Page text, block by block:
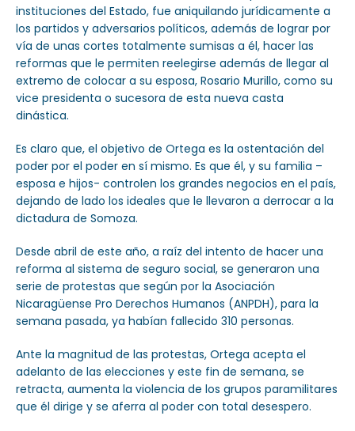
instituciones del Estado, fue aniquilando jurídicamente a
los partidos y adversarios políticos, además de lograr por
vía de unas cortes totalmente sumisas a él, hacer las
reformas que le permiten reelegirse además de llegar al
extremo de colocar a su esposa, Rosario Murillo, como su
vice presidenta o sucesora de esta nueva casta
dinástica.
Es claro que, el objetivo de Ortega es la ostentación del
poder por el poder en sí mismo. Es que él, y su familia –
esposa e hijos- controlen los grandes negocios en el país,
dejando de lado los ideales que le llevaron a derrocar a la
dictadura de Somoza.
Desde abril de este año, a raíz del intento de hacer una
reforma al sistema de seguro social, se generaron una
serie de protestas que según por la Asociación
Nicaragüense Pro Derechos Humanos (ANPDH), para la
semana pasada, ya habían fallecido 310 personas.
Ante la magnitud de las protestas, Ortega acepta el
adelanto de las elecciones y este fin de semana, se
retracta, aumenta la violencia de los grupos paramilitares
que él dirige y se aferra al poder con total desespero.